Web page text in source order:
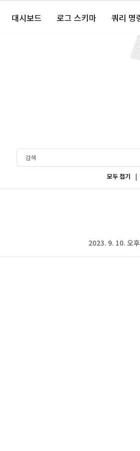
대시보드 로그 스키마 쿼리 명
모두 접기 |
2023. 9. 10. 오